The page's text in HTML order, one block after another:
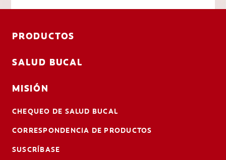
PRODUCTOS
SALUD BUCAL
MISIÓN
CHEQUEO DE SALUD BUCAL
CORRESPONDENCIA DE PRODUCTOS
SUSCRÍBASE